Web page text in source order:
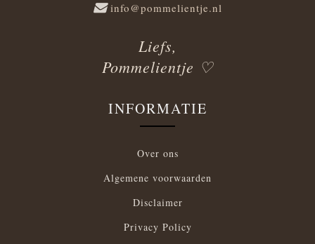
info@pommelientje.nl
Liefs,
Pommelientje ♡
INFORMATIE
Over ons
Algemene voorwaarden
Disclaimer
Privacy Policy